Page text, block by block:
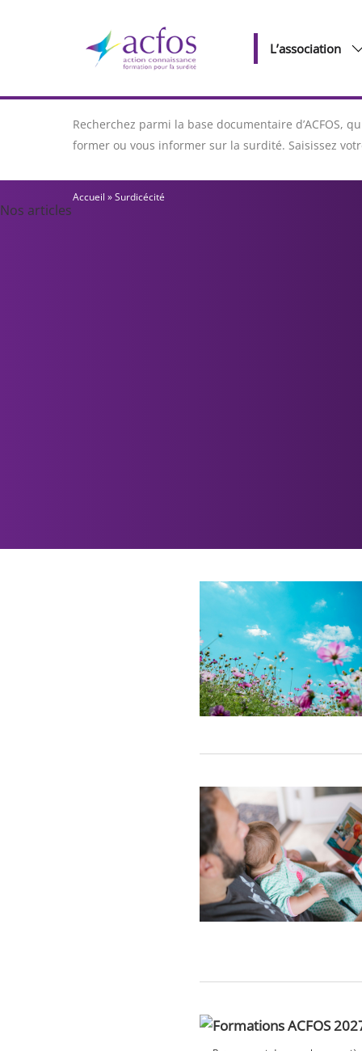
L’association
Recherchez parmi la base documentaire d’ACFOS,
former ou vous informer sur la surdité. Saisissez
Accueil »Surdicécité
Nos articles
Formations ACFOS